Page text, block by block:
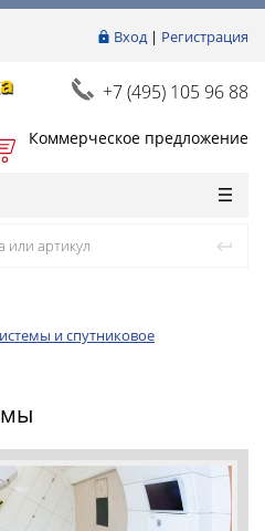
Вход| Регистрация
+7 (495) 105 96 88
Коммерческое предложение
и спутниковое